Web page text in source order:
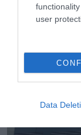
user
Data
31.07.2026
Θερινές